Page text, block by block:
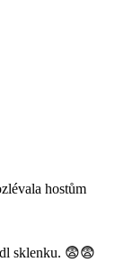
hostům
sklenku. 😨😨